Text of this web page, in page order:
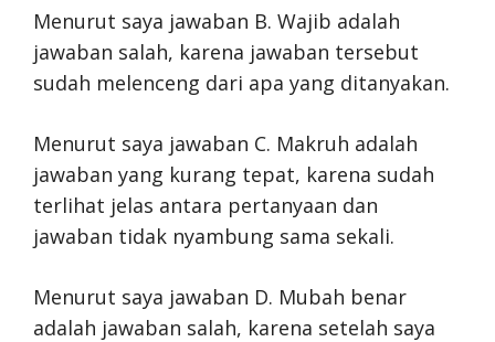
Menurut saya jawaban B. Wajib adalah
jawaban salah, karena jawaban tersebut
sudah melenceng dari apa yang ditanyakan.
Menurut saya jawaban C. Makruh adalah
jawaban yang kurang tepat, karena sudah
terlihat jelas antara pertanyaan dan
jawaban tidak nyambung sama sekali.
Menurut saya jawaban D. Mubah benar
adalah jawaban salah, karena setelah saya